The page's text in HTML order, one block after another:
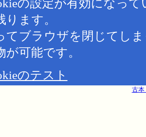
の設定が有効になっ
ります。
てブラウザを閉じてし
が可能です。
のテスト
古本